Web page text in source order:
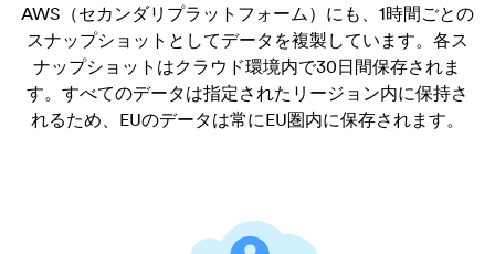
AWS（セカンダリプラットフォーム）にも、1時間ごとの
スナップショットとしてデータを複製しています。各ス
ナップショットはクラウド環境内で30日間保存されま
す。すべてのデータは指定されたリージョン内に保持さ
れるため、EUのデータは常にEU圏内に保存されます。